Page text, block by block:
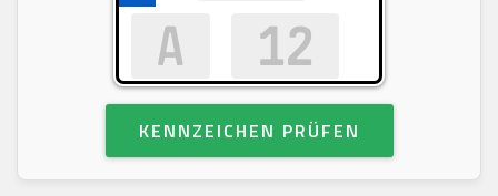
KENNZEICHEN PRÜFEN